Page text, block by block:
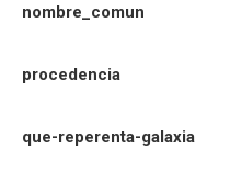
nombre_comun
procedencia
que-reperenta-galaxia